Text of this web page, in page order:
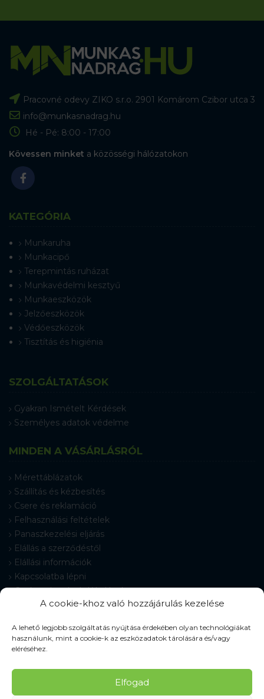
A cookie-khoz való hozzájárulás kezelése
A lehető legjobb szolgáltatás nyújtása érdekében olyan technológiákat
használunk, mint a cookie-k az eszközadatok tárolására és/vagy
eléréséhez.
Elfogad
Pracovné odevy ZIKO s.r.o. 2901 Komárom Czibor utca 3
info@munkasnadrag.hu
Hé - Pé: 8:00 - 17:00
Kövessen minket a közösségi hálózatokon
KATEGÓRIA
Munkaruha
Munkacipő
Terepmintás ruházat
Munkavédelmi kesztyű
Munkaeszközök
Jelzőeszközök
Védőeszközök
Tisztítás és higiénia
SZOLGÁLTATÁSOK
Gyakran Ismételt Kérdések
Személyes adatok védelme
MINDEN A VÁSÁRLÁSRÓL
Mérettáblázatok
Szállítás és kézbesítés
Csere és reklamáció
Felhasználási feltételek
Panaszkezelési eljárás
Elállás a szerződéstől
Elállási információk
Kapcsolatba lépni
Gyakran Ismételt Kérdések
Cookie-beállítások